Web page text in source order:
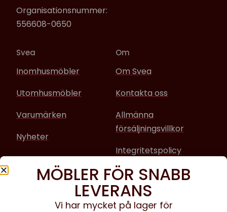
Organisationsnummer:
556608-0650
Svea
Inomhusmöbler
Utomhusmöbler
Varumärken
Nyheter
Om
Om Svea
Kontakta oss
Allmänna
försäljningsvillkor
Integritetspolicy
Sociala media
Facebook
MÖBLER FÖR SNABB
LEVERANS
Vi har mycket på lager för